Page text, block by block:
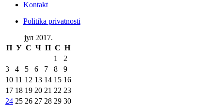
Kontakt
Politika privatnosti
јул 2017.
П У С Ч П С Н
1
2
3
4 5 6 7 8
9
10 11 12 13 14 15 16
17 18 19 20 21 22 23
24 25 26 27 28 29 30